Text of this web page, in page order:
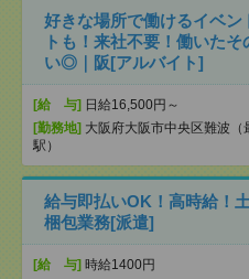
好きな場所で働けるイベ
トも！来社不要！働いた
い◎｜阪[アルバイト]
[給 与] 日給16,500円～
[勤務地] 大阪府大阪市中央区難波（
駅）
給与即払いOK！高時給！
梱包業務[派遣]
[給 与] 時給1400円